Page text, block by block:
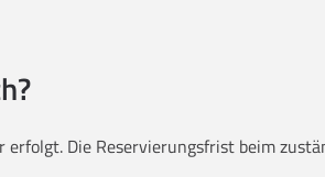
Die Reservierungsfrist beim